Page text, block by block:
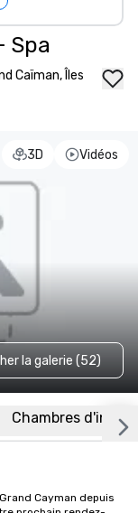
Spa
Caïman, Îles
3D Vidéos
la galerie (52)
Chambres
Cayman depuis